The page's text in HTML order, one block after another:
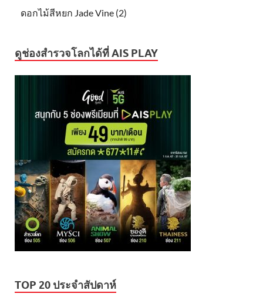
ดอกไม้สีหยก Jade Vine (2)
ดูช่องสำรวจโลกได้ที่ AIS PLAY
TOP 20 ประจำสัปดาห์